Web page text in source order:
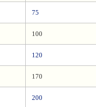
75
100
120
170
200